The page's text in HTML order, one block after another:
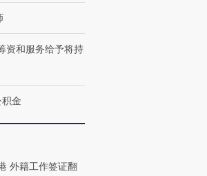
资和服务给予将持
积金
外籍工作签证翻